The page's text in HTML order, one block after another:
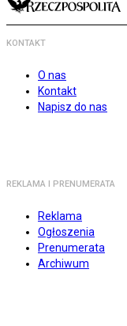
KONTAKT
O nas
Kontakt
Napisz do nas
REKLAMA I PRENUMERATA
Reklama
Ogłoszenia
Prenumerata
Archiwum